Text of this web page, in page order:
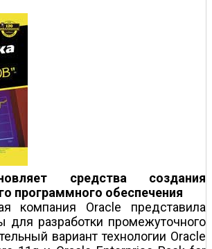
средства создания
программного обеспечения
компания Oracle представила
для разработки промежуточного
вариант технологии Oracle